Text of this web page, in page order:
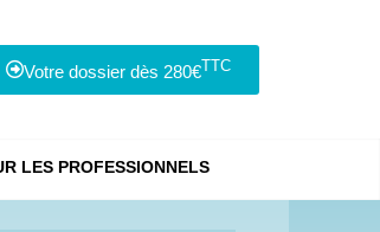
Votre dossier dès 280€TTC
LES PROFESSIONNELS